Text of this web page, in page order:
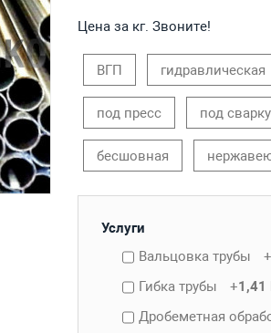
Цена за кг. Звоните!
ВГП гидравлическая
под пресс под сварку
бесшовная
Услуги
Вальцовка трубы
+
Гибка трубы
+1,41
Дробеметная